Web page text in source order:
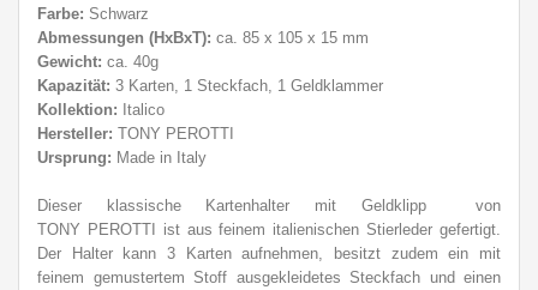
Farbe: Schwarz
Abmessungen (HxBxT): ca. 85 x 105 x 15 mm
Gewicht: ca. 40g
Kapazität: 3 Karten, 1 Steckfach, 1 Geldklammer
Kollektion: Italico
Hersteller: TONY PEROTTI
Ursprung: Made in Italy
Dieser klassische Kartenhalter mit Geldklipp von
TONY PEROTTI ist aus feinem italienischen Stierleder gefertigt.
Der Halter kann 3 Karten aufnehmen, besitzt zudem ein mit
feinem gemustertem Stoff ausgekleidetes Steckfach und einen